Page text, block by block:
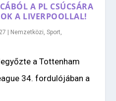
A PL CSÚCSÁRA
A LIVERPOOLLAL!
| Nemzetközi ,Sport
a Tottenham
34. fordulójában a